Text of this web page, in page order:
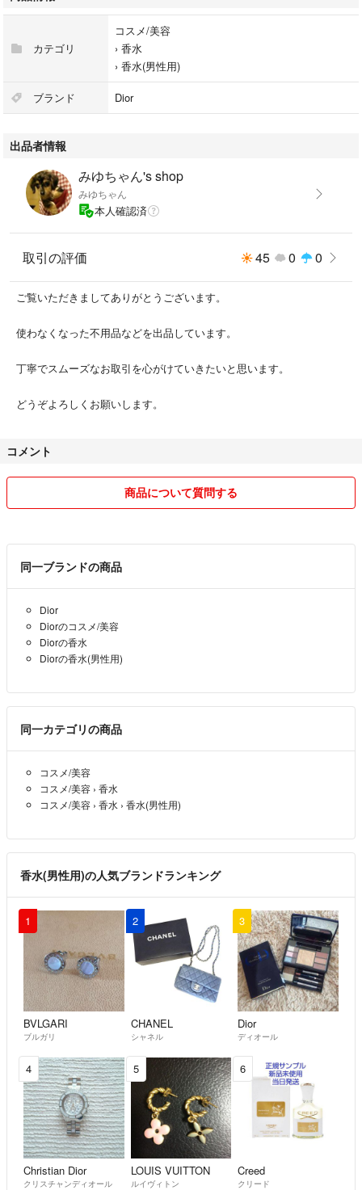
カテゴリ
コスメ/美容
› 香水
› 香水(男性用)
ブランド Dior
出品者情報
みゆちゃん's shop
みゆちゃん
本人確認済
取引の評価 45 0 0
ご覧いただきましてありがとうございます。
使わなくなった不用品などを出品しています。
丁寧でスムーズなお取引を心がけていきたいと思います。
どうぞよろしくお願いします。
コメント
商品について質問する
同一ブランドの商品
Dior
Diorのコスメ/美容
Diorの香水
Diorの香水(男性用)
同一カテゴリの商品
コスメ/美容
コスメ/美容 › 香水
コスメ/美容 › 香水 › 香水(男性用)
香水(男性用)の人気ブランドランキング
1
BVLGARI
ブルガリ
2
CHANEL
シャネル
3
Dior
ディオール
4
Christian Dior
クリスチャンディオール
5
LOUIS VUITTON
ルイヴィトン
6
Creed
クリード